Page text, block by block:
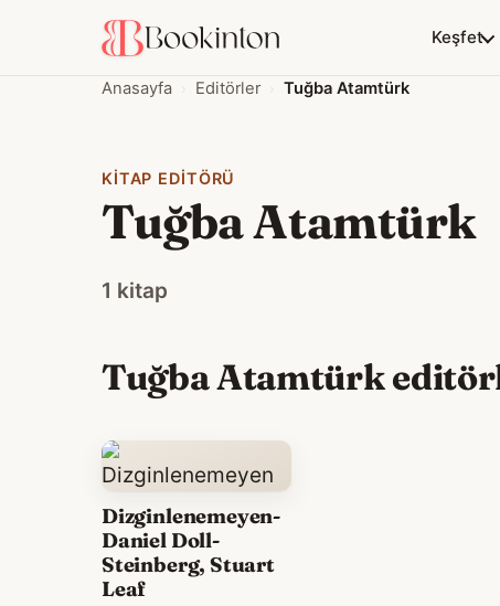
Keşfet
Anasayfa Editörler Tuğba Atamtürk
KITAP EDITÖRÜ
Tuğba Atamtürk
1 kitap
Tuğba Atamtürk
Dizginlenemeyen-
Daniel Doll-
Steinberg, Stuart
Leaf